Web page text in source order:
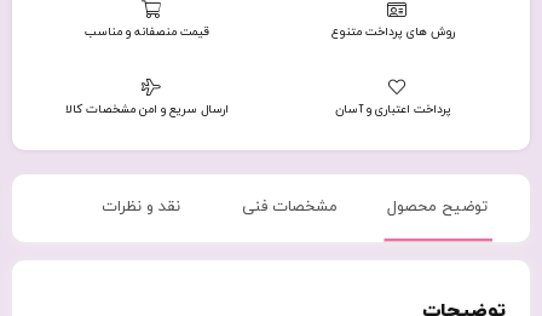
روش های پرداخت متنوع قیمت منصفانه و مناسب
پرداخت اعتباری و آسان ارسال سریع و امن مشخصات کالا
توضیح محصول مشخصات فنی نقد و نظرات
توضیحات